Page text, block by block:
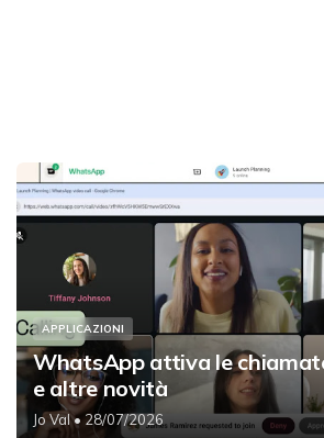
APPLICAZIONI
WhatsApp attiva le
e altre novità
Jo Val• 28/07/2026